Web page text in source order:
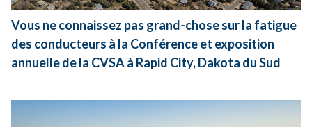
Vous ne connaissez pas grand-chose sur la fatigue
des conducteurs à la Conférence et exposition
annuelle de la CVSA à Rapid City, Dakota du Sud